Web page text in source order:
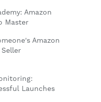
Amazon
Master
Amazon
Launches